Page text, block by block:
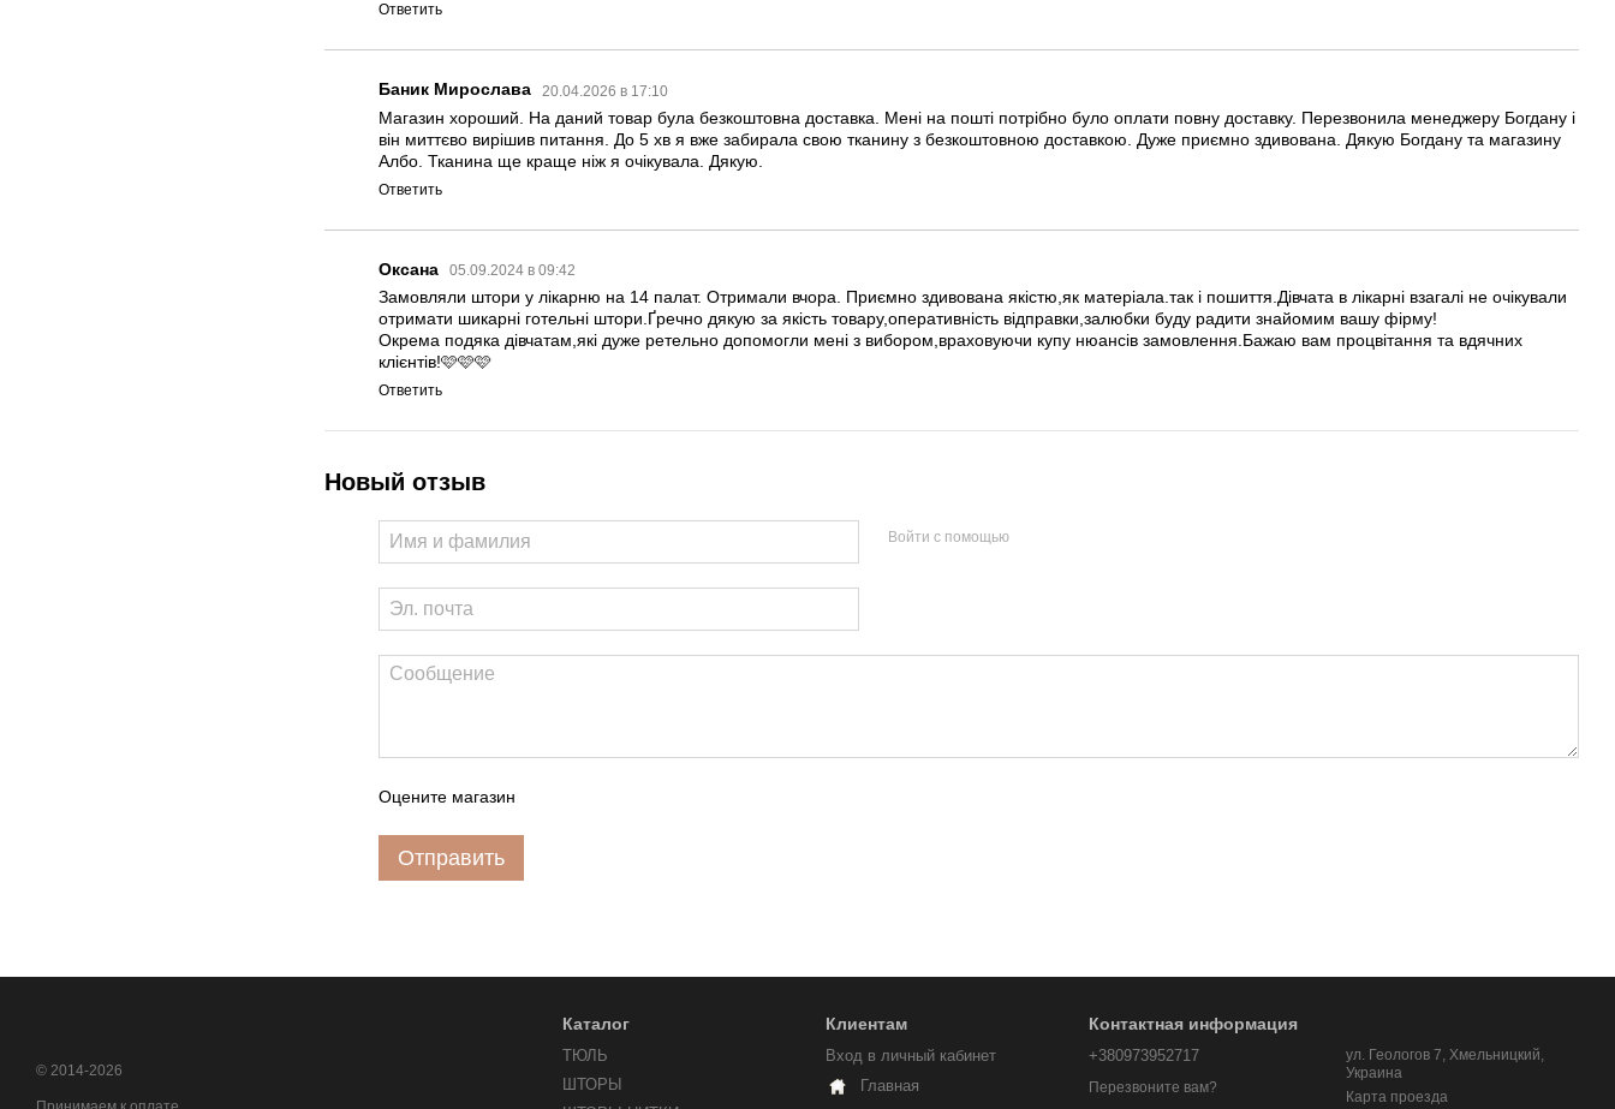
Ответить
Баник Мирослава 20.04.2026 в 17:10
Магазин хороший. На даний товар була безкоштовна доставка. Мені на пошті потрібно було оплати повну доставку. Перезвонила менеджеру Богдану і
він миттєво вирішив питання. До 5 хв я вже забирала свою тканину з безкоштовною доставкою. Дуже приємно здивована. Дякую Богдану та магазину
Албо. Тканина ще краще ніж я очікувала. Дякую.
Ответить
Оксана 05.09.2024 в 09:42
Замовляли штори у лікарню на 14 палат. Отримали вчора. Приємно здивована якістю,як матеріала.так і пошиття.Дівчата в лікарні взагалі не очікували
отримати шикарні готельні штори.Ґречно дякую за якість товару,оперативність відправки,залюбки буду радити знайомим вашу фірму!
Окрема подяка дівчатам,які дуже ретельно допомогли мені з вибором,враховуючи купу нюансів замовлення.Бажаю вам процвітання та вдячних
клієнтів!🩷🩷🩷
Ответить
Новый отзыв
Войти с помощью
Оцените магазин
Отправить
© 2014-2026
Каталог
ТЮЛЬ
ШТОРЫ
Клиентам
Вход в личный кабинет
Главная
Контактная информация
+380973952717
Перезвоните вам?
ул. Геологов 7, Хмельницкий,
Украина
Карта проезда